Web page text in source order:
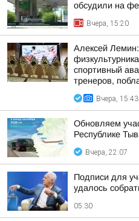
обсудили на
Вчера, 15:20
Алексей
спортивный
тренеров,
Вчера, 15:43
Обновляем
Республике
Вчера, 22:07
Подписи для
удалось
05:30